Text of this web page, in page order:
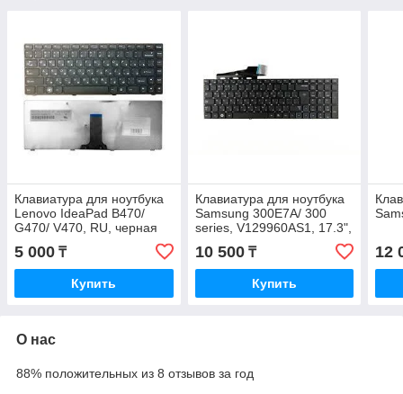
Клавиатура для ноутбука
Lenovo IdeaPad B470/
G470/ V470, RU, черная
5 000 ₸
Купить
Клавиатура для ноутбука
Samsung 300E7A/ 300
series, V129960AS1, 17.3",
ENG, черная
10 500₸
Купить
12
О нас
88% положительных из 8 отзывов за год